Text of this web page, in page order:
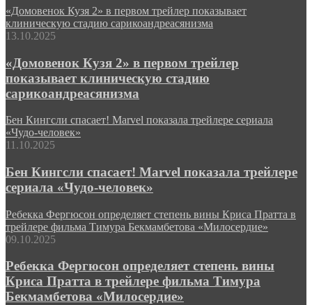
«Домовенок Кузя 2» в первом трейлер показывает
клиническую стадию сарикоандреасянизма
13.10.2025
«Домовенок Кузя 2» в первом трейлер
показывает клиническую стадию
сарикоандреасянизма
Бен Кингсли спасает! Marvel показала трейлере сериала
«Чудо-человек»
11.10.2025
Бен Кингсли спасает! Marvel показала трейлере
сериала «Чудо-человек»
Ребекка Фергюсон определяет степень вины Криса Пратта в
трейлере фильма Тимура Бекмамбетова «Милосердие»
09.10.2025
Ребекка Фергюсон определяет степень вины
Криса Пратта в трейлере фильма Тимура
Бекмамбетова «Милосердие»